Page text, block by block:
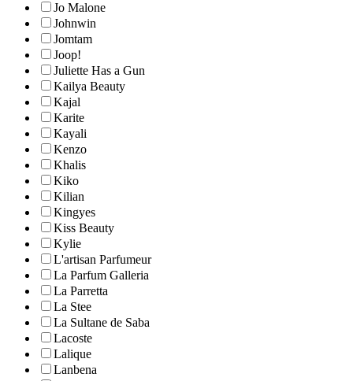
Jo Malone
Johnwin
Jomtam
Joop!
Juliette Has a Gun
Kailya Beauty
Kajal
Karite
Kayali
Kenzo
Khalis
Kiko
Kilian
Kingyes
Kiss Beauty
Kylie
L'artisan Parfumeur
La Parfum Galleria
La Parretta
La Stee
La Sultane de Saba
Lacoste
Lalique
Lanbena